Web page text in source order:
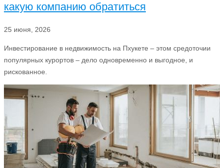
какую компанию обратиться
25 июня, 2026
Инвестирование в недвижимость на Пхукете – этом средоточии
популярных курортов – дело одновременно и выгодное, и
рискованное.